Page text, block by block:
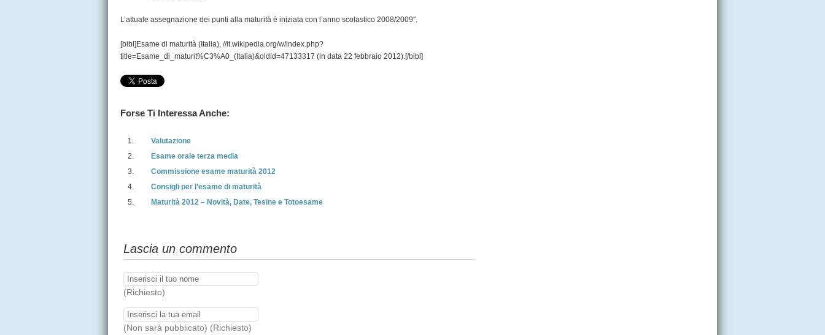
L’attuale assegnazione dei punti alla maturità è iniziata con l’anno scolastico 2008/2009″.
[bibl]Esame di maturità (Italia), //it.wikipedia.org/w/index.php?
title=Esame_di_maturit%C3%A0_(Italia)&oldid=47133317 (in data 22 febbraio 2012).[/bibl]
Forse Ti Interessa Anche:
Valutazione
Esame orale terza media
Commissione esame maturità 2012
Consigli per l’esame di maturità
Maturità 2012 – Novità, Date, Tesine e Totoesame
Lascia un commento
(Richiesto)
(Non sarà pubblicato) (Richiesto)